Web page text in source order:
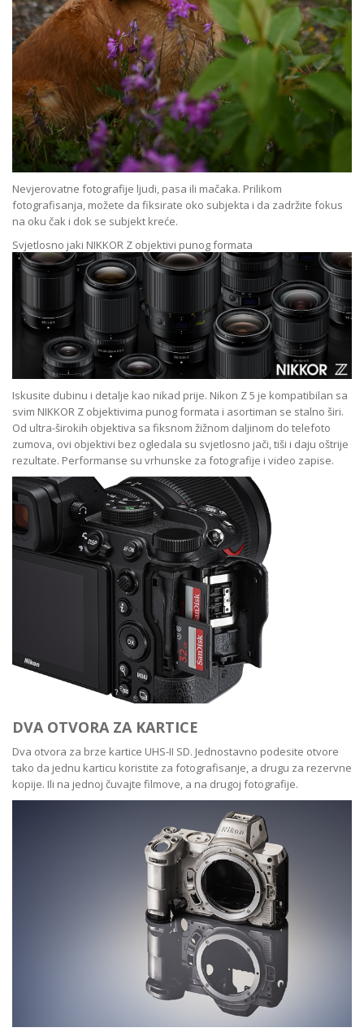
Nevjerovatne fotografije ljudi, pasa ili mačaka. Prilikom
fotografisanja, možete da fiksirate oko subjekta i da zadržite fokus
na oku čak i dok se subjekt kreće.
Svjetlosno jaki NIKKOR Z objektivi punog formata
Iskusite dubinu i detalje kao nikad prije. Nikon Z 5 je kompatibilan sa
svim NIKKOR Z objektivima punog formata i asortiman se stalno širi.
Od ultra-širokih objektiva sa fiksnom žižnom daljinom do telefoto
zumova, ovi objektivi bez ogledala su svjetlosno jači, tiši i daju oštrije
rezultate. Performanse su vrhunske za fotografije i video zapise.
DVA OTVORA ZA KARTICE
Dva otvora za brze kartice UHS-II SD. Jednostavno podesite otvore
tako da jednu karticu koristite za fotografisanje, a drugu za rezervne
kopije. Ili na jednoj čuvajte filmove, a na drugoj fotografije.